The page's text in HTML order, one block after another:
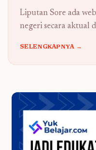
Liputan Sore ada
negeri secara aktual
SELENGKAPNYA →